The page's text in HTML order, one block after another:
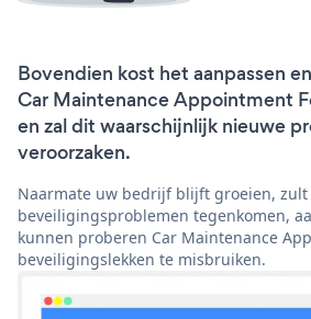
Bovendien kost het aanpassen
Car Maintenance Appointment
en zal dit waarschijnlijk nieuwe
veroorzaken.
Naarmate uw bedrijf blijft groeien,
beveiligingsproblemen tegenkomen,
kunnen proberen Car Maintenance
beveiligingslekken te misbruiken.